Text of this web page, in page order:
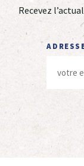
Recevez